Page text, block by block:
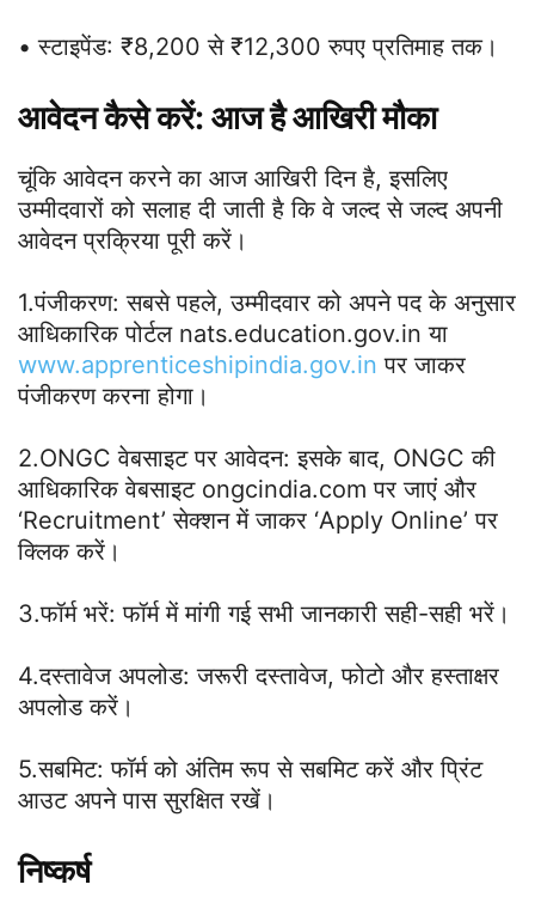
• स्टाइपेंड: ₹8,200 से ₹12,300 रुपए प्रतिमाह तक।
आवेदन कैसे करें: आज है आखिरी मौका
चूंकि आवेदन करने का आज आखिरी दिन है, इसलिए
उम्मीदवारों को सलाह दी जाती है कि वे जल्द से जल्द अपनी
आवेदन प्रक्रिया पूरी करें।
1.पंजीकरण: सबसे पहले, उम्मीदवार को अपने पद के अनुसार
आधिकारिक पोर्टल nats.education.gov.in या
www.apprenticeshipindia.gov.in पर जाकर
पंजीकरण करना होगा।
2.ONGC वेबसाइट पर आवेदन: इसके बाद, ONGC की
आधिकारिक वेबसाइट ongcindia.com पर जाएं और
‘Recruitment’ सेक्शन में जाकर ‘Apply Online’ पर
क्लिक करें।
3.फॉर्म भरें: फॉर्म में मांगी गई सभी जानकारी सही-सही भरें।
4.दस्तावेज अपलोड: जरूरी दस्तावेज, फोटो और हस्ताक्षर
अपलोड करें।
5.सबमिट: फॉर्म को अंतिम रूप से सबमिट करें और प्रिंट
आउट अपने पास सुरक्षित रखें।
निष्कर्ष